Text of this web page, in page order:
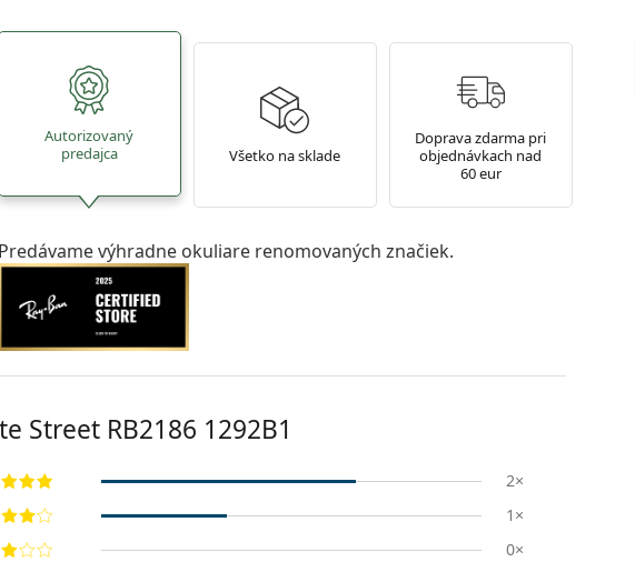
Autorizovaný
predajca
Všetko na sklade
Doprava zdarma pri
objednávkach nad
60 eur
Predávame výhradne okuliare renomovaných značiek.
Street RB2186 1292B1
2×
1×
0×